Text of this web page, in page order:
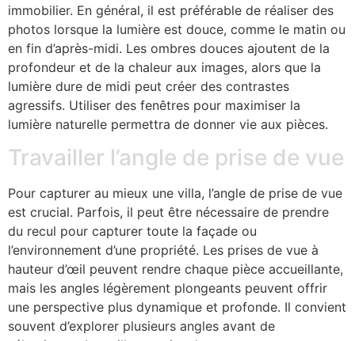
immobilier. En général, il est préférable de réaliser des
photos lorsque la lumière est douce, comme le matin ou
en fin d’après-midi. Les ombres douces ajoutent de la
profondeur et de la chaleur aux images, alors que la
lumière dure de midi peut créer des contrastes
agressifs. Utiliser des fenêtres pour maximiser la
lumière naturelle permettra de donner vie aux pièces.
Travailler l’angle de prise de vue
Pour capturer au mieux une villa, l’angle de prise de vue
est crucial. Parfois, il peut être nécessaire de prendre
du recul pour capturer toute la façade ou
l’environnement d’une propriété. Les prises de vue à
hauteur d’œil peuvent rendre chaque pièce accueillante,
mais les angles légèrement plongeants peuvent offrir
une perspective plus dynamique et profonde. Il convient
souvent d’explorer plusieurs angles avant de